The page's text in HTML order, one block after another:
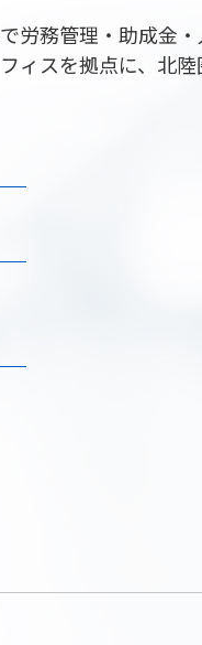
労務管理・助成金・
ィスを拠点に、北